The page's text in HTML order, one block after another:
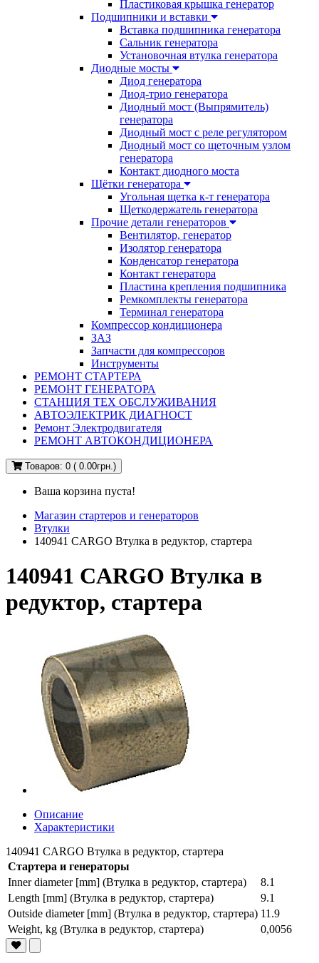
Пластиковая крышка генератор
Подшипники и вставки
Вставка подшипника генератора
Сальник генератора
Установочная втулка генератора
Диодные мосты
Диод генератора
Диод-трио генератора
Диодный мост (Выпрямитель)
генератора
Диодный мост с реле регулятором
Диодный мост со щеточным узлом
генератора
Контакт диодного моста
Щётки генератора
Угольная щетка к-т генератора
Щеткодержатель генератора
Прочие детали генераторов
Вентилятор, генератор
Изолятор генератора
Конденсатор генератора
Контакт генератора
Пластина крепления подшипника
Ремкомплекты генератора
Терминал генератора
Компрессор кондиционера
ЗАЗ
Запчасти для компрессоров
Инструменты
РЕМОНТ СТАРТЕРА
РЕМОНТ ГЕНЕРАТОРА
СТАНЦИЯ ТЕХ ОБСЛУЖИВАНИЯ
АВТОЭЛЕКТРИК ДИАГНОСТ
Ремонт Электродвигателя
РЕМОНТ АВТОКОНДИЦИОНЕРА
Товаров: 0 ( 0.00грн.)
Ваша корзина пуста!
Магазин стартеров и генераторов
Втулки
140941 CARGO Втулка в редуктор, стартера
140941 CARGO Втулка в
редуктор, стартера
Описание
Характеристики
140941 CARGO Втулка в редуктор, стартера
Стартера и генераторы
Inner diameter [mm] (Втулка в редуктор, стартера)
8.1
Length [mm] (Втулка в редуктор, стартера)
9.1
Outside diameter [mm] (Втулка в редуктор, стартера) 11.9
Weight, kg (Втулка в редуктор, стартера)
0,0056